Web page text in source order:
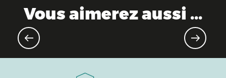
Vous aimerez aussi ...